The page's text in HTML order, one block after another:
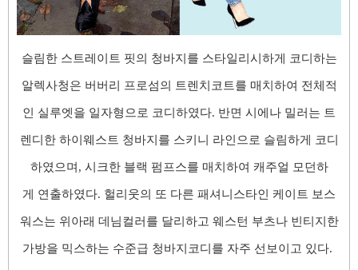
슬림한 스트레이트 핏의 청바지를 스타일리시하게 코디하는
알렉사청은 버버리 프로섬의 트렌치코트를 매치하여 전체적
인 실루엣을 일자형으로 코디하였다. 반면 시에나 밀러는 트
렌디한 하이웨스트 청바지를 스키니 라인으로 슬림하게 코디
하였으며, 시크한 블랙 펌프스를 매치하여 캐주얼 모던하
게 연출하였다. 헐리웃의 또 다른 패셔니스타인 케이트 보스
워스는 위아래 데님컬러를 달리하고 웨스턴 부츠나 빈티지한
가방을 믹스하는 수준급 청바지코디를 자주 선보이고 있다.